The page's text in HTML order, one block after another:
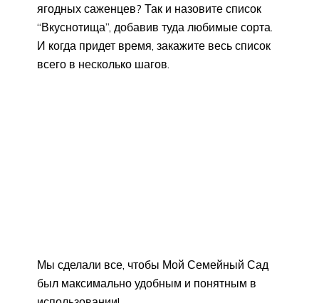
ягодных саженцев? Так и назовите список
“Вкуснотища”, добавив туда любимые сорта.
И когда придет время, закажите весь список
всего в несколько шагов.
Мы сделали все, чтобы Мой Семейный Сад
был максимально удобным и понятным в